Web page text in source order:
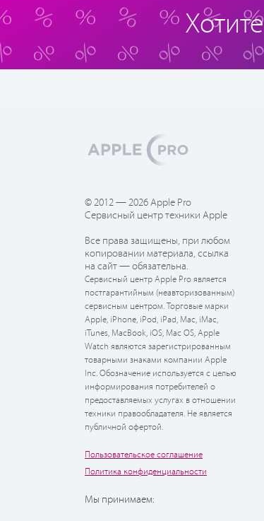
Хотите
© 2012 — 2026 Apple Pro
Сервисный центр техники Apple
Все права защищены, при любом
копировании материала, ссылка
на сайт — обязательна.
Сервисный центр Apple Pro является
постгарантийным (неавторизованным)
сервисным центром. Торговые марки
Apple, iPhone, iPod, iPad, Mac, iMac,
iTunes, MacBook, iOS, Mac OS, Apple
Watch являются зарегистрированным
товарными знаками компании Apple
Inc. Обозначение используется с целью
информирования потребителей о
предоставляемых услугах в отношении
техники правообладателя. Не является
публичной офертой.
Пользовательское соглашение
Политика конфиденциальности
Мы принимаем: